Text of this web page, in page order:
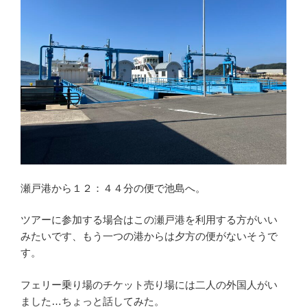
瀬戸港から１２：４４分の便で池島へ。
ツアーに参加する場合はこの瀬戸港を利用する方がいい
みたいです、もう一つの港からは夕方の便がないそうで
す。
フェリー乗り場のチケット売り場には二人の外国人がい
ました…ちょっと話してみた。